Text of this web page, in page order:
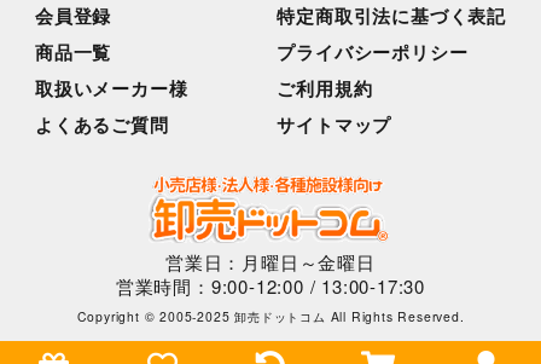
会員登録
商品一覧
取扱いメーカー様
よくあるご質問
特定商取引法に基づく表記
プライバシーポリシー
ご利用規約
サイトマップ
営業日：月曜日～金曜日
営業時間：9:00-12:00 / 13:00-17:30
Copyright © 2005-2025 卸売ドットコム All Rights Reserved.